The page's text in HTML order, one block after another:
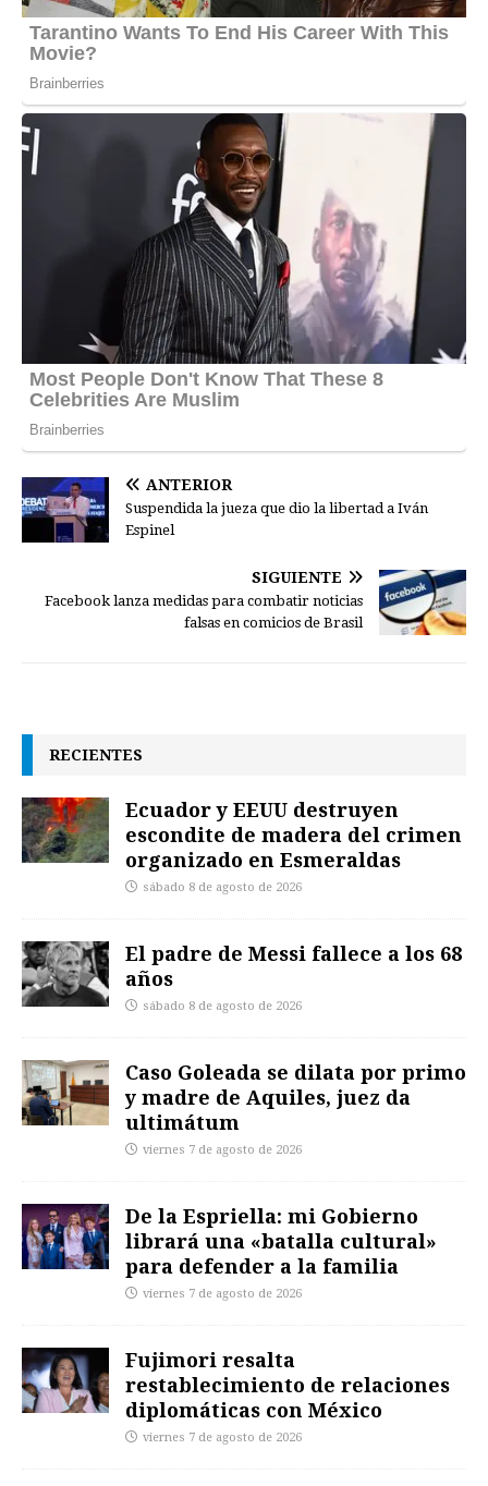
ANTERIOR
Suspendida la jueza que dio la libertad a Iván
Espinel
SIGUIENTE
Facebook lanza medidas para combatir noticias
falsas en comicios de Brasil
RECIENTES
Ecuador y EEUU destruyen
escondite de madera del crimen
organizado en Esmeraldas
sábado 8 de agosto de 2026
El padre de Messi fallece a los 68
años
sábado 8 de agosto de 2026
Caso Goleada se dilata por primo
y madre de Aquiles, juez da
ultimátum
viernes 7 de agosto de 2026
De la Espriella: mi Gobierno
librará una «batalla cultural»
para defender a la familia
viernes 7 de agosto de 2026
Fujimori resalta
restablecimiento de relaciones
diplomáticas con México
viernes 7 de agosto de 2026